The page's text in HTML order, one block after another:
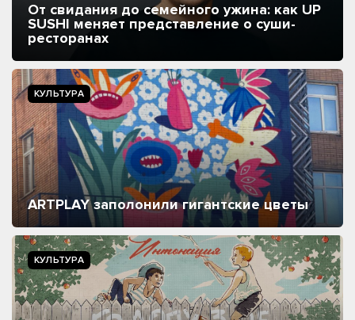
От свидания до семейного ужина: как UP
SUSHI меняет представление о суши-
ресторанах
КУЛЬТУРА
ARTPLAY заполонили гигантские цветы
КУЛЬТУРА